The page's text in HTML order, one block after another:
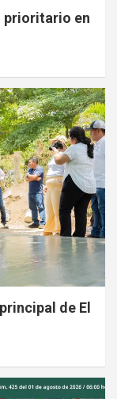
prioritario en
de El